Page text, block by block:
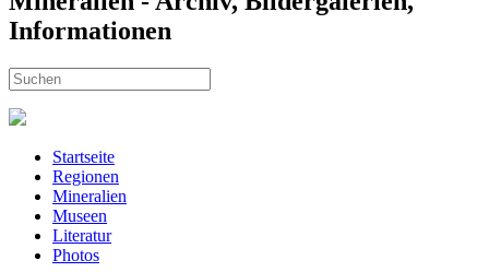
Informationen
Startseite
Regionen
Mineralien
Museen
Literatur
Photos